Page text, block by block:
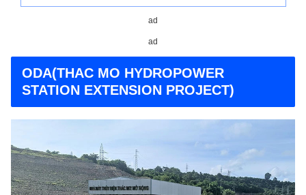
ad
ad
ODA(THAC MO HYDROPOWER
STATION EXTENSION PROJECT)